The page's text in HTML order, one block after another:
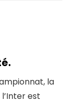
la
est